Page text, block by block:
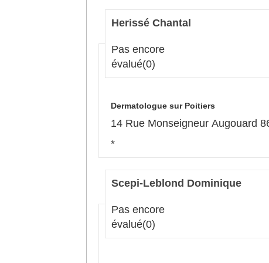
Herissé Chantal
Pas encore
évalué(0)
Dermatologue sur Poitiers
14 Rue Monseigneur Augouard
*
Scepi-Leblond Dominique
Pas encore
évalué(0)